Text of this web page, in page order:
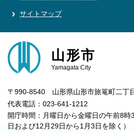
サイトマップ
山形市
Yamagata City
〒990-8540 山形県山形市旅篭町二丁
代表電話：023-641-1212
開庁時間：月曜日から金曜日の午前8
日および12月29日から1月3日を除く）